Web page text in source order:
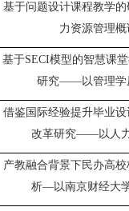
基于问题设计课程教学
力资源管理概
基于SECI模型的智慧课
研究——以管理学
借鉴国际经验提升毕业设
改革研究——以人
产教融合背景下民办高
析—以南京财经大